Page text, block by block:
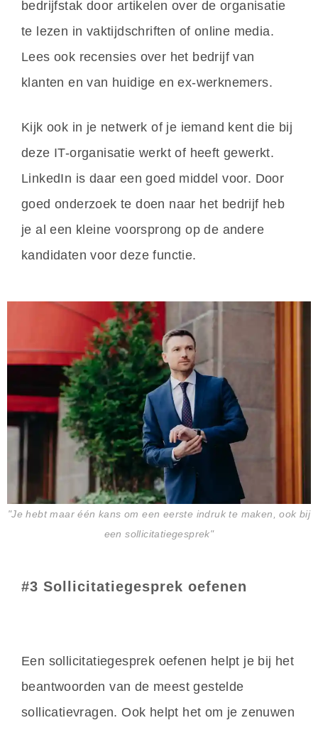
bedrijfstak door artikelen over de organisatie
te lezen in vaktijdschriften of online media.
Lees ook recensies over het bedrijf van
klanten en van huidige en ex-werknemers.
Kijk ook in je netwerk of je iemand kent die bij
deze IT-organisatie werkt of heeft gewerkt.
LinkedIn is daar een goed middel voor. Door
goed onderzoek te doen naar het bedrijf heb
je al een kleine voorsprong op de andere
kandidaten voor deze functie.
"Je hebt maar één kans om een eerste indruk te maken, ook bij
een sollicitatiegesprek"
#3 Sollicitatiegesprek oefenen
Een sollicitatiegesprek oefenen helpt je bij het
beantwoorden van de meest gestelde
sollicatievragen. Ook helpt het om je zenuwen